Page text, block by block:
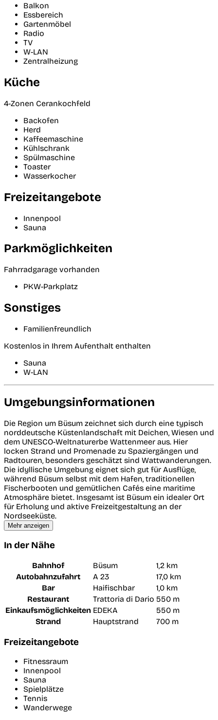
Balkon
Essbereich
Gartenmöbel
Radio
TV
W-LAN
Zentralheizung
Küche
4-Zonen Cerankochfeld
Backofen
Herd
Kaffeemaschine
Kühlschrank
Spülmaschine
Toaster
Wasserkocher
Freizeitangebote
Innenpool
Sauna
Parkmöglichkeiten
Fahrradgarage vorhanden
PKW-Parkplatz
Sonstiges
Familienfreundlich
Kostenlos in Ihrem Aufenthalt enthalten
Sauna
W-LAN
Umgebungsinformationen
Die Region um Büsum zeichnet sich durch eine typisch
norddeutsche Küstenlandschaft mit Deichen, Wiesen und
dem UNESCO-Weltnaturerbe Wattenmeer aus. Hier
locken Strand und Promenade zu Spaziergängen und
Radtouren, besonders geschätzt sind Wattwanderungen.
Die idyllische Umgebung eignet sich gut für Ausflüge,
während Büsum selbst mit dem Hafen, traditionellen
Fischerbooten und gemütlichen Cafés eine maritime
Atmosphäre bietet. Insgesamt ist Büsum ein idealer Ort
für Erholung und aktive Freizeitgestaltung an der
Nordseeküste.
Mehr anzeigen
In der Nähe
Bahnhof Büsum
1,2 km
Autobahnzufahrt
A 23
17,0 km
Bar
Haifischbar
1,0 km
Restaurant
Trattoria di Dario 550 m
Einkaufsmöglichkeiten EDEKA
550 m
Strand
Hauptstrand 700 m
Freizeitangebote
Fitnessraum
Innenpool
Sauna
Spielplätze
Tennis
Wanderwege